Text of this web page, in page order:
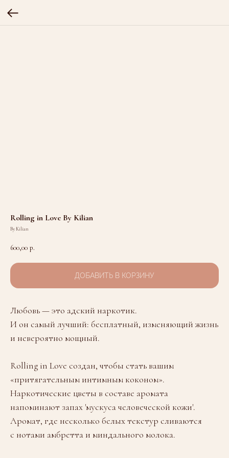
Rolling in Love By Kilian
By Kilian
600,00 р.
ДОБАВИТЬ В КОРЗИНУ
Любовь — это адский наркотик.
И он самый лучший: бесплатный, изменяющий жизнь
и невероятно мощный.
Rolling in Love создан, чтобы стать вашим
«притягательным интимным коконом».
Наркотические цветы в составе аромата
напоминают запах 'мускуса человеческой кожи'.
Аромат, где несколько белых текстур сливаются
с нотами амбретта и миндального молока.